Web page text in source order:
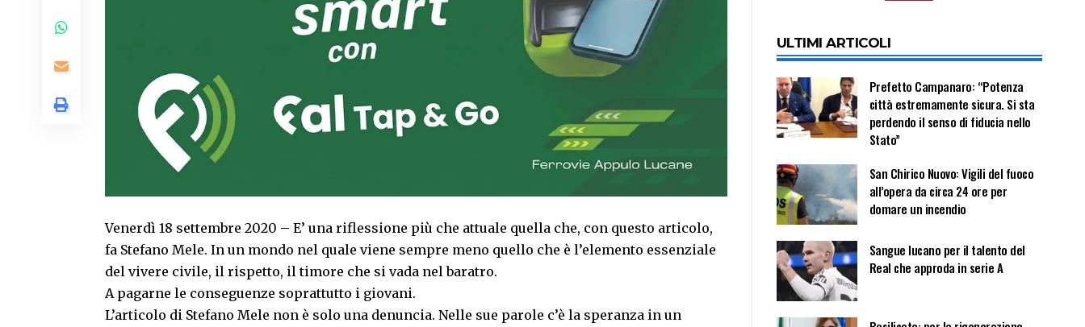
Venerdì 18 settembre 2020 – E’ una riflessione più che attuale quella che, con questo articolo,
fa Stefano Mele. In un mondo nel quale viene sempre meno quello che è l’elemento essenziale
del vivere civile, il rispetto, il timore che si vada nel baratro.
A pagarne le conseguenze soprattutto i giovani.
L’articolo di Stefano Mele non è solo una denuncia. Nelle sue parole c’è la speranza in un
ULTIMI ARTICOLI
Prefetto Campanaro: “Potenza
città estremamente sicura. Si sta
perdendo il senso di fiducia nello
Stato”
San Chirico Nuovo: Vigili del fuoco
all’opera da circa 24 ore per
domare un incendio
Sangue lucano per il talento del
Real che approda in serie A